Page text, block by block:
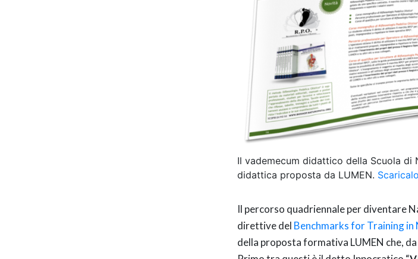
Il vademecum didattico della Scuola
didattica proposta da LUMEN.
Il percorso quadriennale per diventare
direttive del Benchmarks for Training
della proposta formativa LUMEN che,